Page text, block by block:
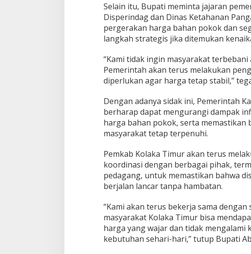
Selain itu, Bupati meminta jajaran
Disperindag dan Dinas Ketahanan
pergerakan harga bahan pokok dan
langkah strategis jika ditemukan
“Kami tidak ingin masyarakat
Pemerintah akan terus melakukan
diperlukan agar harga tetap stabil,”
Dengan adanya sidak ini, Pemerintah
berharap dapat mengurangi dampak
harga bahan pokok, serta memastikan
masyarakat tetap terpenuhi.
Pemkab Kolaka Timur akan terus
koordinasi dengan berbagai pihak,
pedagang, untuk memastikan bahwa
berjalan lancar tanpa hambatan.
“Kami akan terus bekerja sama
masyarakat Kolaka Timur bisa
harga yang wajar dan tidak mengalami
kebutuhan sehari-hari,” tutup Bupati